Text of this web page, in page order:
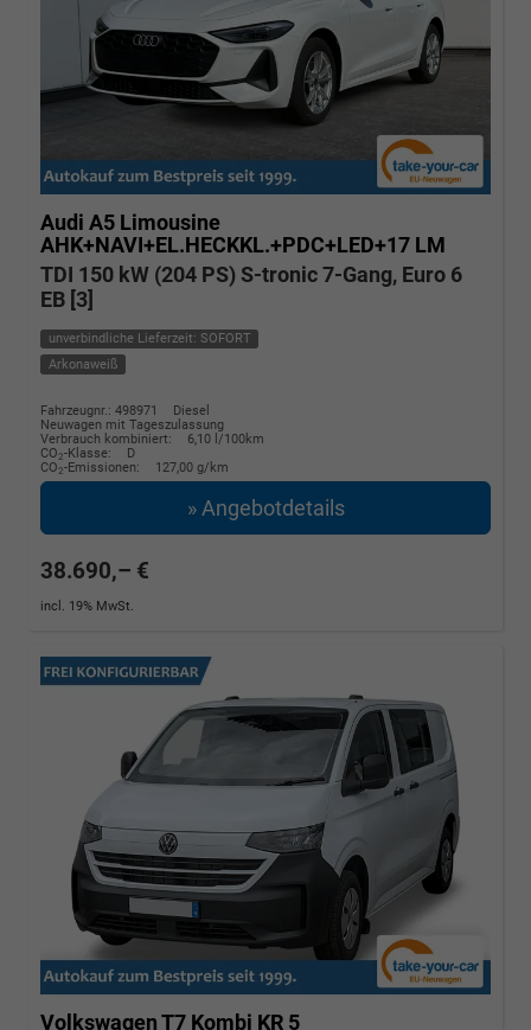
Audi A5 Limousine
AHK+NAVI+EL.HECKKL.+PDC+LED+17 LM
TDI 150 kW (204 PS) S-tronic 7-Gang, Euro 6
EB [3]
unverbindliche Lieferzeit: SOFORT
Arkonaweiß
Fahrzeugnr.: 498971
Diesel
Neuwagen mit Tageszulassung
Verbrauch kombiniert:
6,10 l/100km
CO2-Klasse:
D
CO2-Emissionen: 127,00 g/km
» Angebotdetails
38.690,– €
incl. 19% MwSt.
Volkswagen T7 Kombi KR 5